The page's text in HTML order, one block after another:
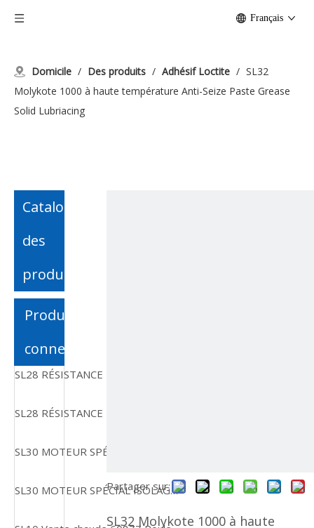
Français
Domicile / Des produits / Adhésif Loctite / SL32
Molykote 1000 à haute température Anti-Seize Paste Grease
Solid Lubriacing
Catalogue
des
produits
Produits
connexes
SL30 MOTEUR SPÉCIAL ISOLAGE DURANTS 6000 6001 6002 6003 Micro-porteurs
Partager sur:
SL32 Molykote 1000 à haute